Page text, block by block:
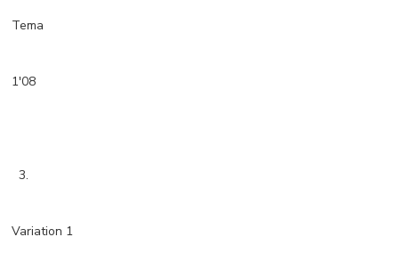
Tema
1'08
3.
Variation 1